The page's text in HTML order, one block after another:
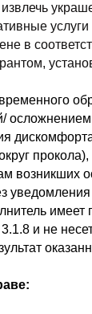
услуги
в
возникших
уведомления
имеет
и не